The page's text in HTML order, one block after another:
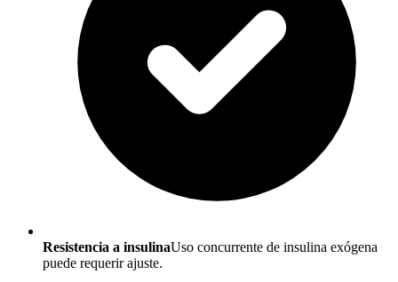
Resistencia a insulinaUso concurrente de insulina exógena
puede requerir ajuste.